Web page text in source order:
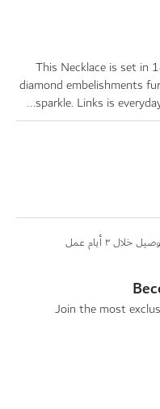
This Necklace is set in
diamond embelishments
sparkle. Links is
خلال ٣ أيام عمل
Join the most